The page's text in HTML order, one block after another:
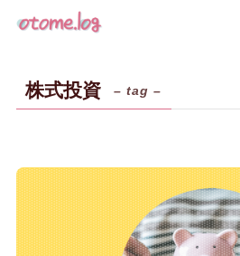
株式投資 – tag –